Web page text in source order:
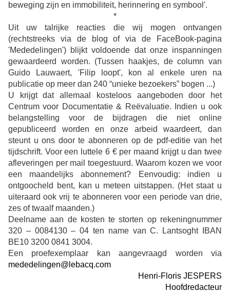
beweging zijn en immobiliteit, herinnering en symbool'.
*
Uit uw talrijke reacties die wij mogen ontvangen
(rechtstreeks via de blog of via de FaceBook-pagina
'Mededelingen') blijkt voldoende dat onze inspanningen
gewaardeerd worden. (Tussen haakjes, de column van
Guido Lauwaert, 'Filip loopt', kon al enkele uren na
publicatie op meer dan 240 “unieke bezoekers” bogen ...)
U krijgt dat allemaal kosteloos aangeboden door het
Centrum voor Documentatie & Reëvaluatie. Indien u ook
belangstelling voor de bijdragen die niet online
gepubliceerd worden en onze arbeid waardeert, dan
steunt u ons door te abonneren op de pdf-editie van het
tijdschrift. Voor een luttele 6 € per maand krijgt u dan twee
afleveringen per mail toegestuurd. Waarom kozen we voor
een maandelijks abonnement? Eenvoudig: indien u
ontgoocheld bent, kan u meteen uitstappen. (Het staat u
uiteraard ook vrij te abonneren voor een periode van drie,
zes of twaalf maanden.)
Deelname aan de kosten te storten op rekeningnummer
320 – 0084130 – 04 ten name van C. Lantsoght IBAN
BE10 3200 0841 3004.
Een proefexemplaar kan aangevraagd worden via
mededelingen@lebacq.com
Henri-Floris JESPERS
Hoofdredacteur